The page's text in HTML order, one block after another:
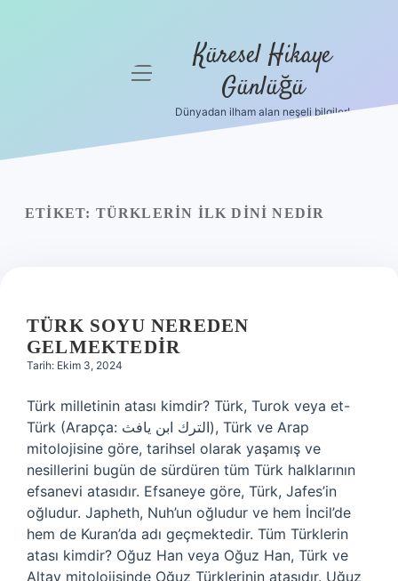
menüyü
Küresel Hikaye
Günlüğü
Dünyadan ilham alan neşeli bilgiler!
ETIKET: TÜRKLERIN ILK DINI NEDIR
TÜRK SOYU NEREDEN
GELMEKTEDIR
Tarih: Ekim 3, 2024
Türk milletinin atası kimdir? Türk, Turok veya et-
Türk (Arapça: الترك ابن يافث), Türk ve Arap
mitolojisine göre, tarihsel olarak yaşamış ve
nesillerini bugün de sürdüren tüm Türk halklarının
efsanevi atasıdır. Efsaneye göre, Türk, Jafes’in
oğludur. Japheth, Nuh’un oğludur ve hem İncil’de
hem de Kuran’da adı geçmektedir. Tüm Türklerin
atası kimdir? Oğuz Han veya Oğuz Han, Türk ve
Altay mitolojisinde Oğuz Türklerinin atasıdır. Uğuz